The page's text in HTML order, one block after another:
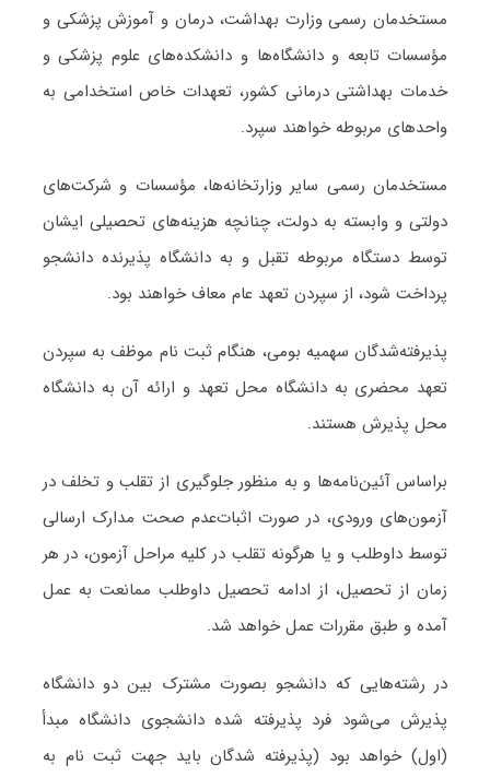
مستخدمان رسمی وزارت بهداشت، درمان و آموزش پزشکی و
مؤسسات تابعه و دانشگاه‌ها و دانشکده‌های علوم پزشکی و
خدمات بهداشتی درمانی کشور، تعهدات خاص استخدامی به
واحدهای مربوطه خواهند سپرد.
مستخدمان رسمی سایر وزارتخانه‌ها، مؤسسات و شرکت‌های
دولتی و وابسته به دولت، چنانچه هزینه‌های تحصیلی ایشان
توسط دستگاه مربوطه تقبل و به دانشگاه پذیرنده دانشجو
پرداخت شود، از سپردن تعهد عام معاف خواهند بود.
پذیرفته‌شدگان سهمیه بومی، هنگام ثبت نام موظف به سپردن
تعهد محضری به دانشگاه محل تعهد و ارائه آن به دانشگاه
محل پذیرش هستند.
براساس آئین‌نامه‌ها و به منظور جلوگیری از تقلب و تخلف در
آزمون‌های ورودی، در صورت اثبات‌عدم صحت مدارک ارسالی
توسط داوطلب و یا هرگونه تقلب در کلیه مراحل آزمون، در هر
زمان از تحصیل، از ادامه تحصیل داوطلب ممانعت به عمل
آمده و طبق مقررات عمل خواهد شد.
در رشته‌هایی که دانشجو بصورت مشترک بین دو دانشگاه
پذیرش می‌شود فرد پذیرفته شده دانشجوی دانشگاه مبدأ
(اول) خواهد بود (پذیرفته شدگان باید جهت ثبت نام به